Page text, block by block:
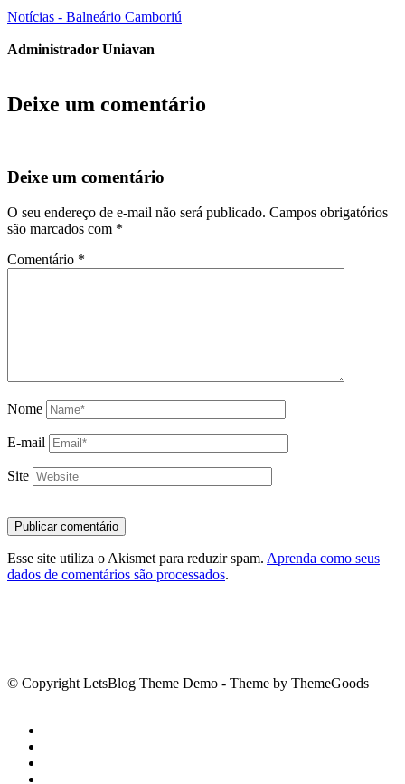
Notícias - Balneário Camboriú
Administrador Uniavan
Deixe um comentário
Deixe um comentário
O seu endereço de e-mail não será publicado. Campos obrigatórios
são marcados com *
Comentário *
Nome
E-mail
Site
Esse site utiliza o Akismet para reduzir spam. Aprenda como seus
dados de comentários são processados.
© Copyright LetsBlog Theme Demo - Theme by ThemeGoods